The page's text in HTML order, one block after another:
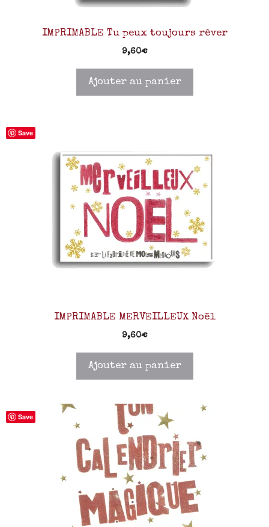
IMPRIMABLE Tu peux toujours rêver
9,60€
Ajouter au panier
Save
IMPRIMABLE MERVEILLEUX Noël
9,60€
Ajouter au panier
Save